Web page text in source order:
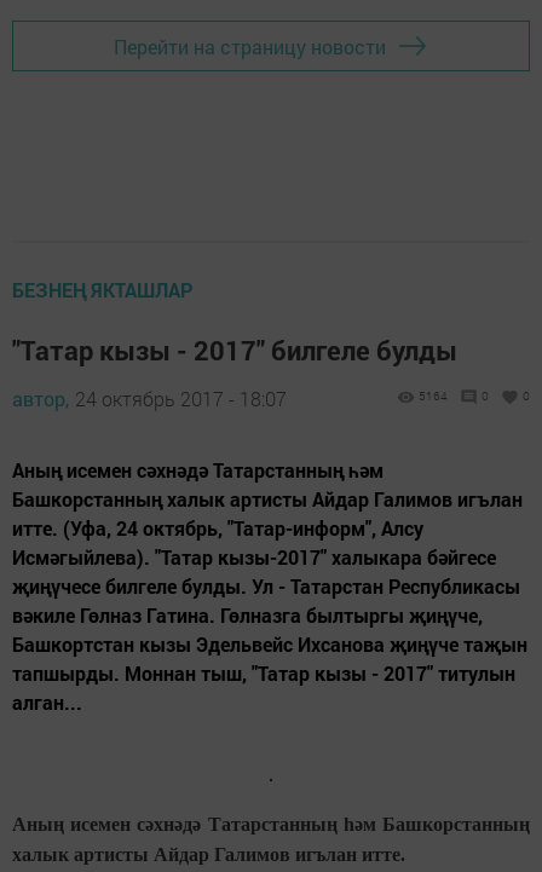
Перейти на страницу новости
БЕЗНЕҢ ЯКТАШЛАР
"Татар кызы - 2017" билгеле булды
автор, 24 октябрь 2017 - 18:07 5164 0 0
Аның исемен сәхнәдә Татарстанның һәм
Башкорстанның халык артисты Айдар Галимов игълан
итте. (Уфа, 24 октябрь, "Татар-информ", Алсу
Исмәгыйлева). "Татар кызы-2017" халыкара бәйгесе
җиңүчесе билгеле булды. Ул - Татарстан Республикасы
вәкиле Гөлназ Гатина. Гөлназга былтыргы җиңүче,
Башкортстан кызы Эдельвейс Ихсанова җиңүче таҗын
тапшырды. Моннан тыш, "Татар кызы - 2017" титулын
алган...
Аның исемен сәхнәдә Татарстанның һәм Башкорстанның
халык артисты Айдар Галимов игълан итте.